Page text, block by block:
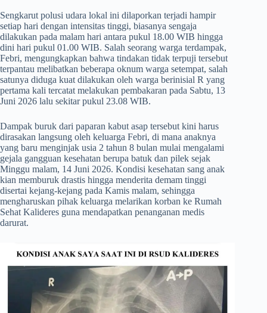
​Sengkarut polusi udara lokal ini dilaporkan terjadi hampir
setiap hari dengan intensitas tinggi, biasanya sengaja
dilakukan pada malam hari antara pukul 18.00 WIB hingga
dini hari pukul 01.00 WIB. Salah seorang warga terdampak,
Febri, mengungkapkan bahwa tindakan tidak terpuji tersebut
terpantau melibatkan beberapa oknum warga setempat, salah
satunya diduga kuat dilakukan oleh warga berinisial R yang
pertama kali tercatat melakukan pembakaran pada Sabtu, 13
Juni 2026 lalu sekitar pukul 23.08 WIB.
​Dampak buruk dari paparan kabut asap tersebut kini harus
dirasakan langsung oleh keluarga Febri, di mana anaknya
yang baru menginjak usia 2 tahun 8 bulan mulai mengalami
gejala gangguan kesehatan berupa batuk dan pilek sejak
Minggu malam, 14 Juni 2026. Kondisi kesehatan sang anak
kian memburuk drastis hingga menderita demam tinggi
disertai kejang-kejang pada Kamis malam, sehingga
mengharuskan pihak keluarga melarikan korban ke Rumah
Sehat Kalideres guna mendapatkan penanganan medis
darurat.